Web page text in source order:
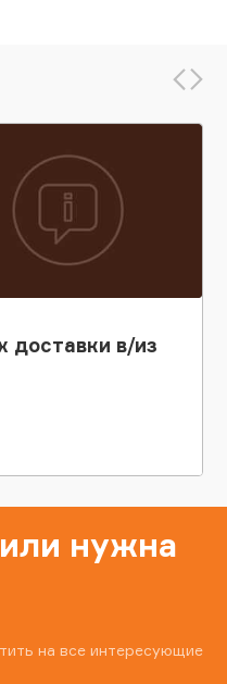
доставки в/из
нужна
на все интересующие